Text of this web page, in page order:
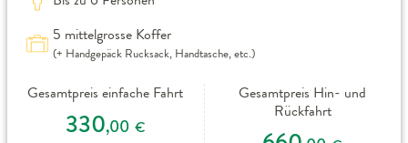
5 mittelgrosse Koffer
(+ Handgepäck Rucksack, Handtasche, etc.)
Gesamtpreis einfache Fahrt
330,00 €
Gesamtpreis Hin- und
Rückfahrt